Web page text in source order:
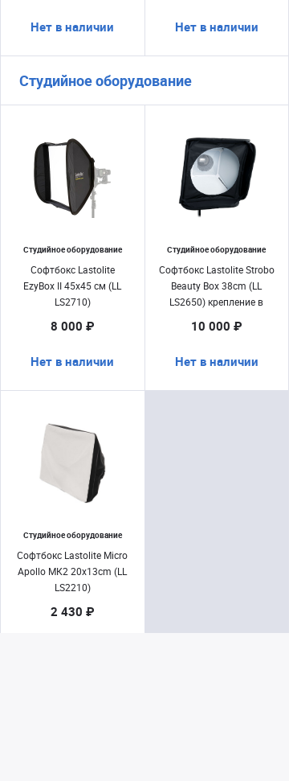
Нет в наличии Нет в наличии
Студийное оборудование
Студийное оборудование
Софтбокс Lastolite
EzyBox II 45х45 см (LL
LS2710)
8 000 ₽
Нет в наличии
Студийное оборудование
Софтбокс Lastolite Strobo
Beauty Box 38cm (LL
LS2650) крепление в
10 000 ₽
Нет в наличии
Студийное оборудование
Софтбокс Lastolite Micro
Apollo МК2 20x13cm (LL
LS2210)
2 430 ₽